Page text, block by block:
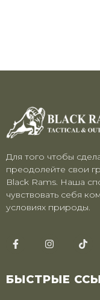
Для того чтобы
преодолейте свои
Black Rams. Наша
чувствовать себя
условиях природы.
БЫСТРЫЕ